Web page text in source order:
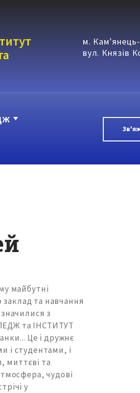
м.
вул. Князів
майбутні
та навчання
з
та ІНСТИТУТ
Це і дружнє
і студентами, і
миттєві та
чудові
у